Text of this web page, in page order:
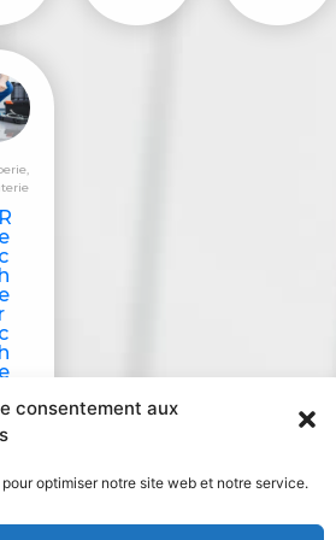
consentement aux
optimiser notre site web et notre service.
,
R
e
c
h
e
r
c
h
e
r
é